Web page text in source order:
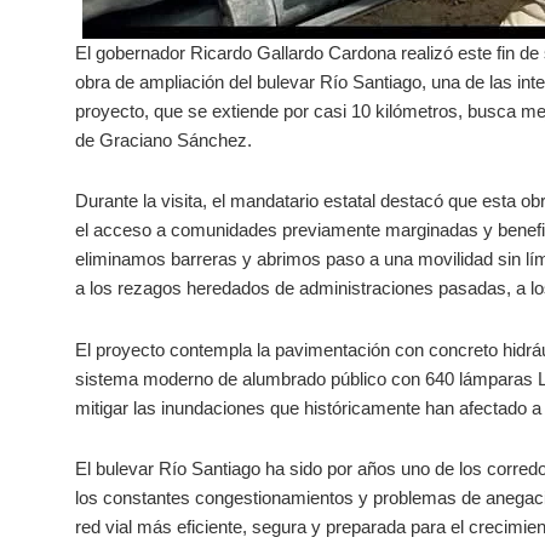
El gobernador Ricardo Gallardo Cardona realizó este fin
obra de ampliación del bulevar Río Santiago, una de las
proyecto, que se extiende por casi 10 kilómetros, busca
de Graciano Sánchez.
Durante la visita, el mandatario estatal destacó que esta
el acceso a comunidades previamente marginadas y
eliminamos barreras y abrimos paso a una movilidad sin
a los rezagos heredados de administraciones pasadas, a
El proyecto contempla la pavimentación con concreto
sistema moderno de alumbrado público con 640
mitigar las inundaciones que históricamente han afectado
El bulevar Río Santiago ha sido por años uno de los
los constantes congestionamientos y problemas de
red vial más eficiente, segura y preparada para el